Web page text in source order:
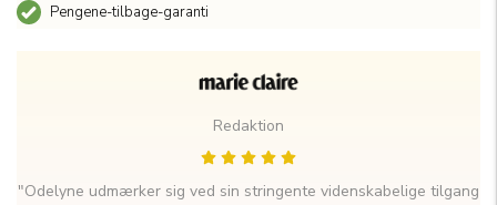
Pengene-tilbage-garanti
"Odelyne udmærker sig ved sin stringente videnskabelige tilgang
Redaktion